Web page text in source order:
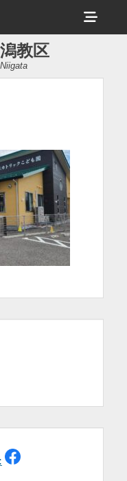
ヘ
ッ
ー
ツ
を
教区